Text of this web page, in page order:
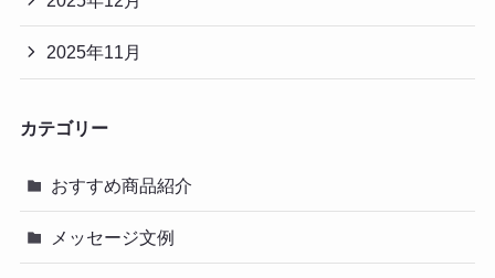
2025年11月
カテゴリー
おすすめ商品紹介
メッセージ文例